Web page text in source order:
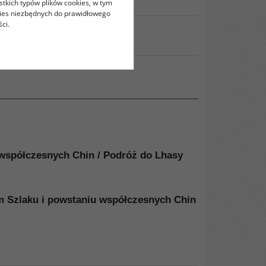
Chin / Podróż do Lhasy
i powstaniu współczesnych Chin
typów plików cookies, w tym
niezbędnych do prawidłowego